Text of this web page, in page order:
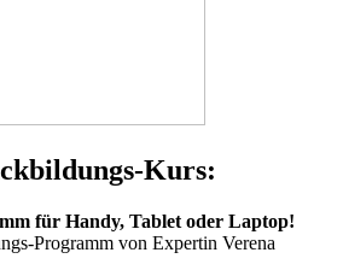
Kurs:
für Handy, Tablet oder Laptop!
Programm von Expertin Verena